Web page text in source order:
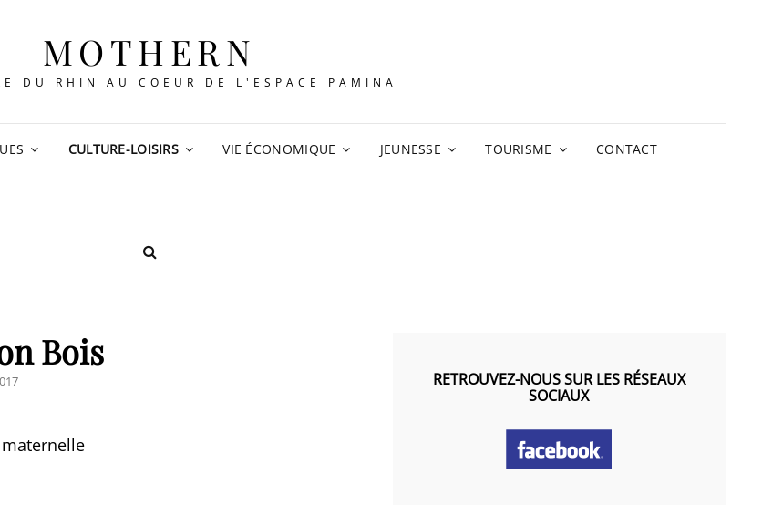
MOTHERN
DU RHIN AU COEUR DE L'ESPACE PAMINA
CULTURE-LOISIRS VIE ÉCONOMIQUE JEUNESSE TOURISME CONTACT
SEARCH
Bois
RETROUVEZ-NOUS SUR LES RÉSEAUX
SOCIAUX